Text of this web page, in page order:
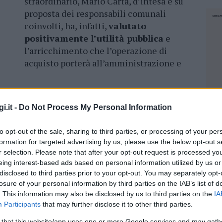
- Do Not Process My Personal Information
opt-out of the sale, sharing to third parties, or processing of your
for targeted advertising by us, please use the below opt-out
selection. Please note that after your opt-out request is processed
interest-based ads based on personal information utilized by us
to third parties prior to your opt-out. You may separately
of your personal information by third parties on the IAB’s list of
This information may also be disclosed by us to third parties on the
Participants that may further disclose it to other third parties.
proposta dei responsabili comunali
coinvolti, ha, infatti,valutato
positivamente l’utilità pubblica e
l’arricchimento che l’operazione di
acquisto porterà all’amministrazione e
per oltre due terzi, è attualmente
turismo e del Centro di
gli eredi Fresi, lapregiata
centrale via Nazionale .
accrescere gli spazi degli uffici che,
utili alle esigenze della biblioteca
garantirà una migliorevalorizzazione
storica ed identitariaper la comunità
al prezzo di140mila euro.